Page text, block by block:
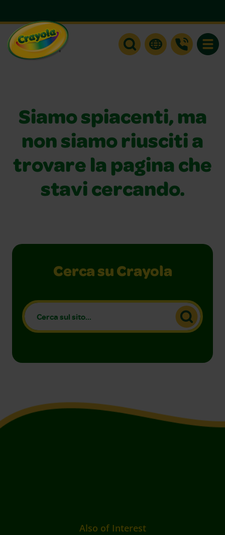
Siamo spiacenti, ma
non siamo riusciti a
trovare la pagina che
stavi cercando.
Cerca su Crayola
Also of Interest